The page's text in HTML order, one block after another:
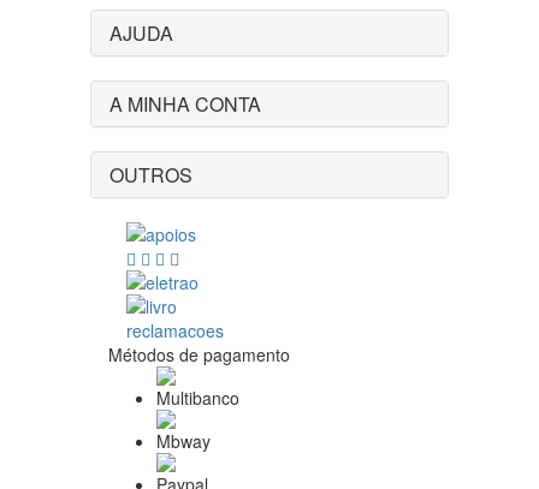
AJUDA
A MINHA CONTA
OUTROS
Métodos de pagamento